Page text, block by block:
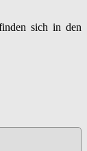
sich in den